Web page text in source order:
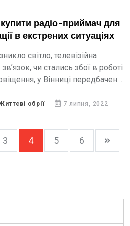
радіо-приймач для
в екстрених ситуаціях
світло, телевізійна
чи стались збої в роботі
у Вінниці передбачено
обрії 7 липня, 2022
3 4 5 6